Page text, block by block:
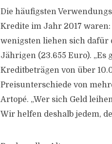
Die häufigsten
Kredite im Jahr 2017
wenigsten liehen sich dafür
Jährigen (23.655 Euro).
Kreditbeträgen von über
Preisunterschiede von
Artopé. „Wer sich Geld
Wir helfen deshalb jedem,